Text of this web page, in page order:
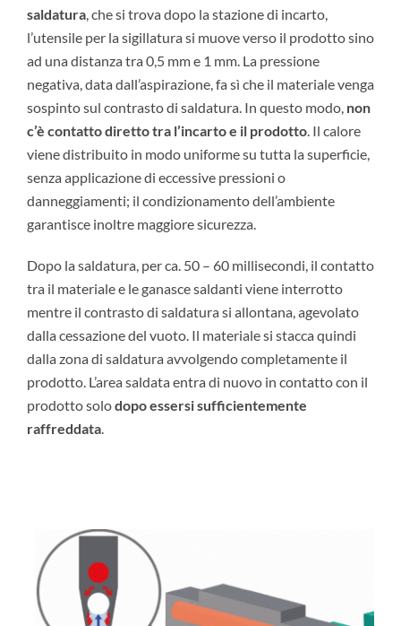
saldatura, che si trova dopo la stazione di incarto,
l’utensile per la sigillatura si muove verso il prodotto sino
ad una distanza tra 0,5 mm e 1 mm. La pressione
negativa, data dall’aspirazione, fa sì che il materiale venga
sospinto sul contrasto di saldatura. In questo modo, non
c’è contatto diretto tra l’incarto e il prodotto. Il calore
viene distribuito in modo uniforme su tutta la superficie,
senza applicazione di eccessive pressioni o
danneggiamenti; il condizionamento dell’ambiente
garantisce inoltre maggiore sicurezza.
Dopo la saldatura, per ca. 50 – 60 millisecondi, il contatto
tra il materiale e le ganasce saldanti viene interrotto
mentre il contrasto di saldatura si allontana, agevolato
dalla cessazione del vuoto. Il materiale si stacca quindi
dalla zona di saldatura avvolgendo completamente il
prodotto. L’area saldata entra di nuovo in contatto con il
prodotto solodopo essersi sufficientemente
raffreddata.